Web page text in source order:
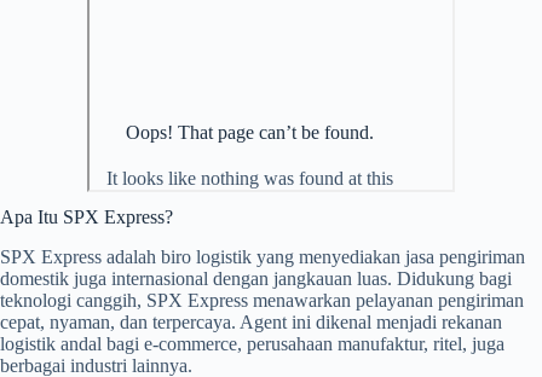
Apa Itu SPX Express?
SPX Express adalah biro logistik yang menyediakan jasa pengiriman
domestik juga internasional dengan jangkauan luas. Didukung bagi
teknologi canggih, SPX Express menawarkan pelayanan pengiriman
cepat, nyaman, dan terpercaya. Agent ini dikenal menjadi rekanan
logistik andal bagi e-commerce, perusahaan manufaktur, ritel, juga
berbagai industri lainnya.